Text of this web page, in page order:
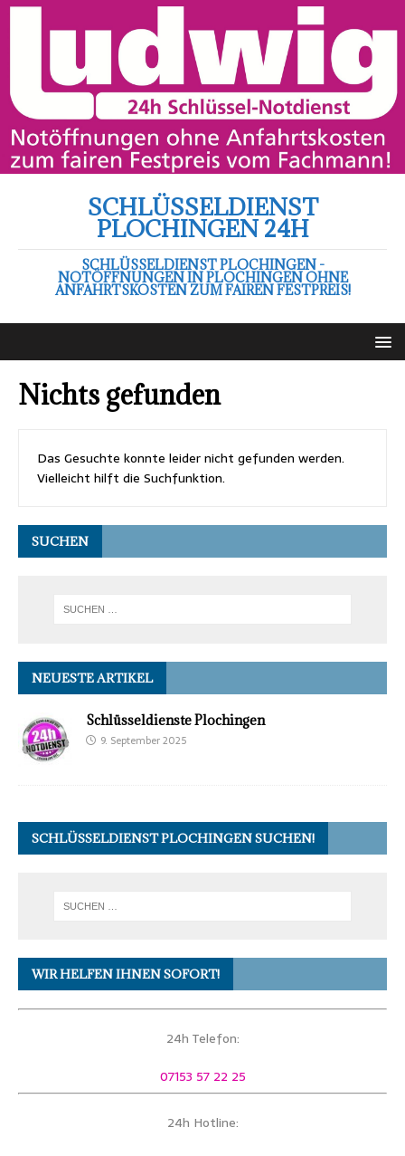
SCHLÜSSELDIENST
PLOCHINGEN 24H
SCHLÜSSELDIENST PLOCHINGEN -
NOTÖFFNUNGEN IN PLOCHINGEN OHNE
ANFAHRTSKOSTEN ZUM FAIREN FESTPREIS!
Nichts gefunden
Das Gesuchte konnte leider nicht gefunden werden.
Vielleicht hilft die Suchfunktion.
SUCHEN
NEUESTE ARTIKEL
Schlüsseldienste Plochingen
9. September 2025
SCHLÜSSELDIENST PLOCHINGEN SUCHEN!
WIR HELFEN IHNEN SOFORT!
24h Telefon:
07153 57 22 25
24h Hotline: